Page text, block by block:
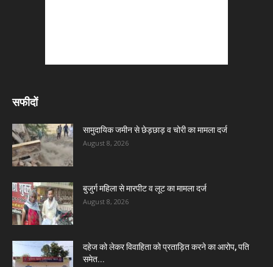
सफीदों
सामुदायिक जमीन से छेड़छाड़ व चोरी का मामला दर्ज
August 8, 2026
बुजुर्ग महिला से मारपीट व लूट का मामला दर्ज
August 8, 2026
दहेज को लेकर विवाहिता को प्रताड़ित करने का आरोप, पति
समेत...